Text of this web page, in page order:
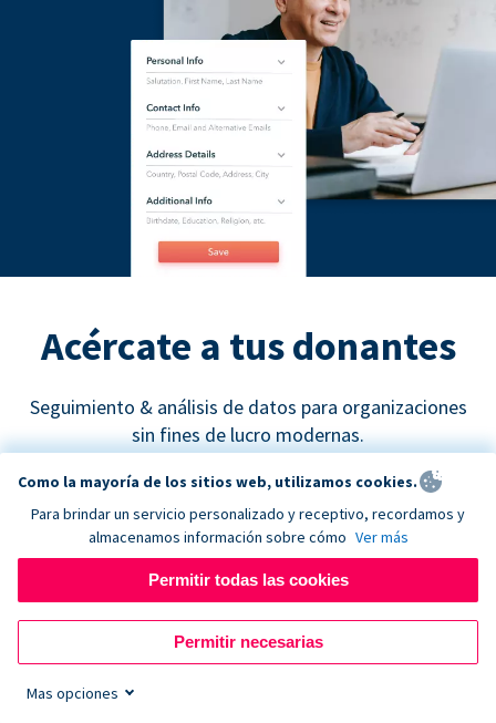
Acércate a tus donantes
Seguimiento & análisis de datos para organizaciones
sin fines de lucro modernas.
Google Analytics
Descubre cuáles son los canales de recaudación de
fondos más efectivos y empieza a tomar decisiones
Como la mayoría de los sitios web, utilizamos cookies.
Para brindar un servicio personalizado y receptivo, recordamos y
almacenamos información sobre cómo Ver más
Permitir todas las cookies
Permitir necesarias
Mas opciones